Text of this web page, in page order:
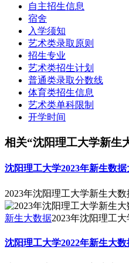
自主招生信息
宿舍
入学须知
艺术类录取原则
招生专业
艺术类招生计划
普通类录取分数线
体育类招生信息
艺术类单科限制
开学时间
相关“沈阳理工大学新生
沈阳理工大学2023年新生数
2023年沈阳理工大学新生大
新生大数据2023年沈阳理工
沈阳理工大学2022年新生大数